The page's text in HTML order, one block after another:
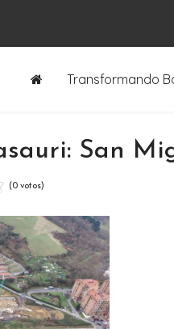
Transformando
San
(0 votos)